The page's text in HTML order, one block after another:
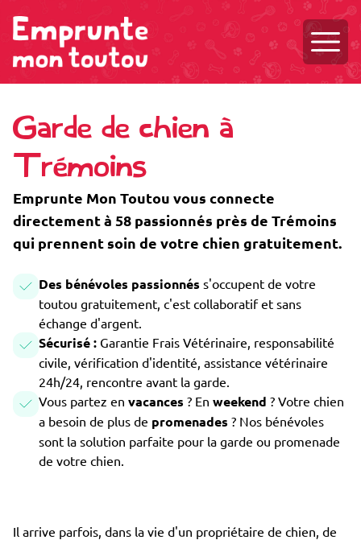
Garde de chien à
Trémoins
Emprunte Mon Toutou vous connecte
directement à 58 passionnés près de Trémoins
qui prennent soin de votre chien gratuitement.
Des bénévoles passionnés s'occupent de votre
toutou gratuitement, c'est collaboratif et sans
échange d'argent.
Sécurisé : Garantie Frais Vétérinaire, responsabilité
civile, vérification d'identité, assistance vétérinaire
24h/24, rencontre avant la garde.
Vous partez en vacances ? En weekend ? Votre chien
a besoin de plus de promenades ? Nos bénévoles
sont la solution parfaite pour la garde ou promenade
de votre chien.
Il arrive parfois, dans la vie d'un propriétaire de chien, de